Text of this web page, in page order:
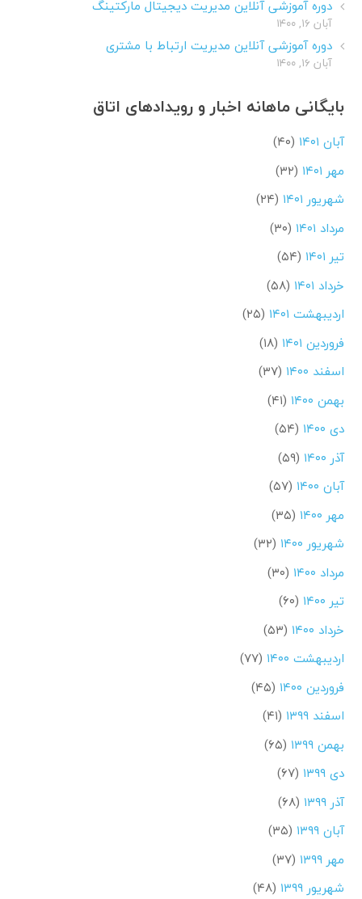
دوره آموزشی آنلاین مدیریت دیجیتال مارکتینگ
آبان ۱۶, ۱۴۰۰
دوره آموزشی آنلاین مدیریت ارتباط با مشتری
آبان ۱۶, ۱۴۰۰
بایگانی ماهانه اخبار و رویدادهای اتاق
آبان ۱۴۰۱
(۴۰)
مهر ۱۴۰۱
(۳۲)
شهریور ۱۴۰۱
(۲۴)
مرداد ۱۴۰۱
(۳۰)
تیر ۱۴۰۱
(۵۴)
خرداد ۱۴۰۱
(۵۸)
اردیبهشت ۱۴۰۱
(۲۵)
فروردین ۱۴۰۱
(۱۸)
اسفند ۱۴۰۰
(۳۷)
بهمن ۱۴۰۰
(۴۱)
دی ۱۴۰۰
(۵۴)
آذر ۱۴۰۰
(۵۹)
آبان ۱۴۰۰
(۵۷)
مهر ۱۴۰۰
(۳۵)
شهریور ۱۴۰۰
(۳۲)
مرداد ۱۴۰۰
(۳۰)
تیر ۱۴۰۰
(۶۰)
خرداد ۱۴۰۰
(۵۳)
اردیبهشت ۱۴۰۰
(۷۷)
فروردین ۱۴۰۰
(۴۵)
اسفند ۱۳۹۹
(۴۱)
بهمن ۱۳۹۹
(۶۵)
دی ۱۳۹۹
(۶۷)
آذر ۱۳۹۹
(۶۸)
آبان ۱۳۹۹
(۳۵)
مهر ۱۳۹۹
(۳۷)
شهریور ۱۳۹۹
(۴۸)